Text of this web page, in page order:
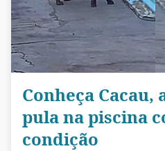
Conheça
pula na piscina
condição